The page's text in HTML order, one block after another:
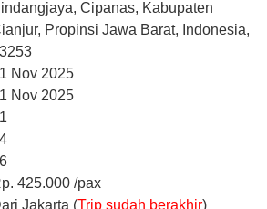
Cipanas, Kabupaten
Propinsi Jawa Barat, Indonesia,
Nov 2025
Nov 2025
425.000 /pax
Jakarta (Trip sudah berakhir)